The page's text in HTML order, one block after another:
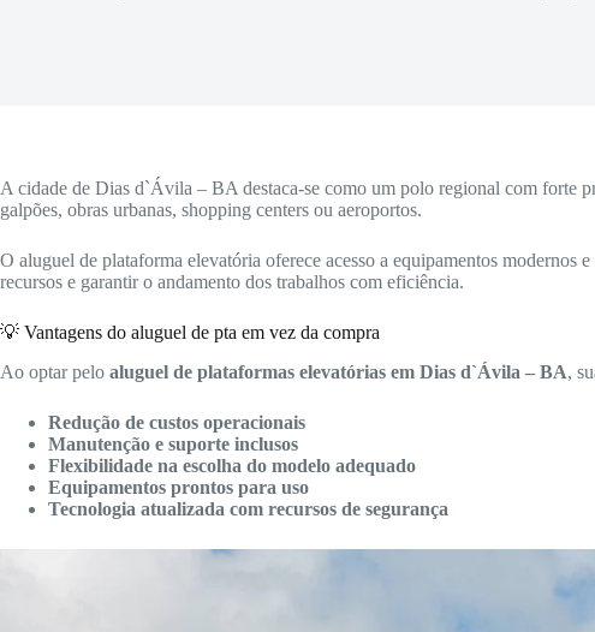
A cidade de Dias d`Ávila – BA destaca-se como um polo regional com forte
galpões, obras urbanas, shopping centers ou aeroportos.
O aluguel de plataforma elevatória oferece acesso a equipamentos modernos
recursos e garantir o andamento dos trabalhos com eficiência.
💡 Vantagens do aluguel de pta em vez da compra
Ao optar pelo aluguel de plataformas elevatórias em Dias d`Ávila – BA,
Redução de custos operacionais
Manutenção e suporte inclusos
Flexibilidade na escolha do modelo adequado
Equipamentos prontos para uso
Tecnologia atualizada com recursos de segurança